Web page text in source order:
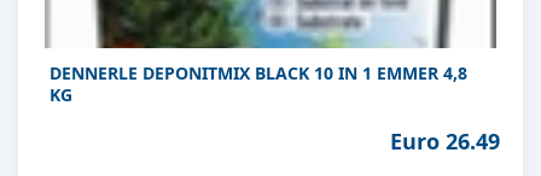
DENNERLE DEPONITMIX BLACK 10 IN 1 EMMER 4,8
KG
Euro 26.49